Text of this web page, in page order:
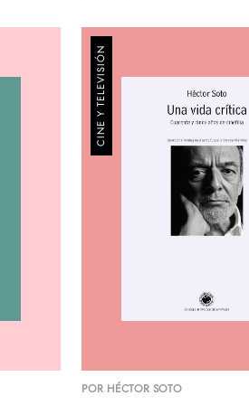
Se calculará en checkout
$0.-
CINE Y TELEVISIÓN
POR HÉCTOR SOTO